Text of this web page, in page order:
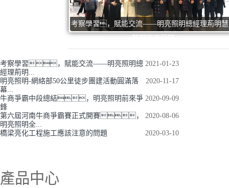
考察學習，賦能交流——明亮照明總經理荊明
2021-01-23
考察學習，賦能交流——明亮照明總
經理荊明...
2020-11-17
明亮照明-網絡部50公里徒步團建活動圓滿落
幕...
2020-09-09
牛商爭霸中段總結，明亮照明前來爭
鋒
2020-08-06
第六屆河南牛商爭霸賽正式開賽，
明亮照明全...
2020-03-10
橋梁亮化工程施工應該注意的問題
產品中心